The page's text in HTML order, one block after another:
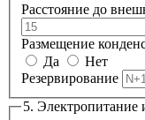
Расстояние до
Размещение
Да
Нет
Резервирование
5. Электропитание